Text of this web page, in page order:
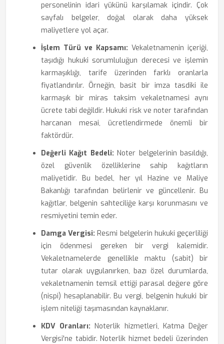
personelinin idari yükünü karşılamak içindir. Çok
sayfalı belgeler, doğal olarak daha yüksek
maliyetlere yol açar.
İşlem Türü ve Kapsamı: Vekaletnamenin içeriği,
taşıdığı hukuki sorumluluğun derecesi ve işlemin
karmaşıklığı, tarife üzerinden farklı oranlarla
fiyatlandırılır. Örneğin, basit bir imza tasdiki ile
karmaşık bir miras taksim vekaletnamesi aynı
ücrete tabi değildir. Hukuki risk ve noter tarafından
harcanan mesai, ücretlendirmede önemli bir
faktördür.
Değerli Kağıt Bedeli: Noter belgelerinin basıldığı,
özel güvenlik özelliklerine sahip kağıtların
maliyetidir. Bu bedel, her yıl Hazine ve Maliye
Bakanlığı tarafından belirlenir ve güncellenir. Bu
kağıtlar, belgenin sahteciliğe karşı korunmasını ve
resmiyetini temin eder.
Damga Vergisi: Resmi belgelerin hukuki geçerliliği
için ödenmesi gereken bir vergi kalemidir.
Vekaletnamelerde genellikle maktu (sabit) bir
tutar olarak uygulanırken, bazı özel durumlarda,
vekaletnamenin temsil ettiği parasal değere göre
(nispi) hesaplanabilir. Bu vergi, belgenin hukuki bir
işlem niteliği taşımasından kaynaklanır.
KDV Oranları: Noterlik hizmetleri, Katma Değer
Vergisi'ne tabidir. Noterlik hizmet bedeli üzerinden